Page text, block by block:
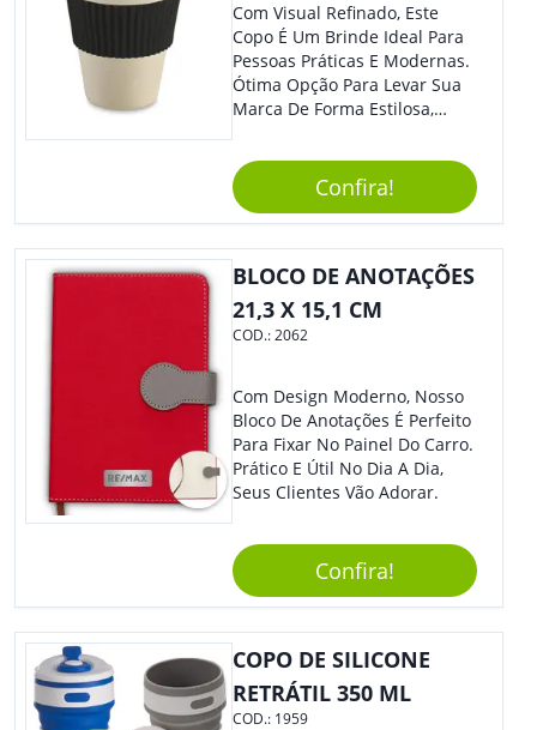
Com Visual Refinado, Este
Copo É Um Brinde Ideal Para
Pessoas Práticas E Modernas.
Ótima Opção Para Levar Sua
Marca De Forma Estilosa,
Empresa Em Eventos,
Reuniões Corporativas Ou Até
Mesmo Para Presentear
Colaboradores.
Confira!
BLOCO DE ANOTAÇÕES
21,3 X 15,1 CM
COD.:2062
Com Design Moderno, Nosso
Bloco De Anotações É Perfeito
Para Fixar No Painel Do Carro.
Prático E Útil No Dia A Dia,
Seus Clientes Vão Adorar.
Confira!
COPO DE SILICONE
RETRÁTIL 350 ML
COD.: 1959